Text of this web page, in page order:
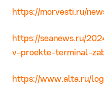
https://morvesti.ru/
https://seanews.ru/
v-proekte-terminal-
https://www.alta.ru/